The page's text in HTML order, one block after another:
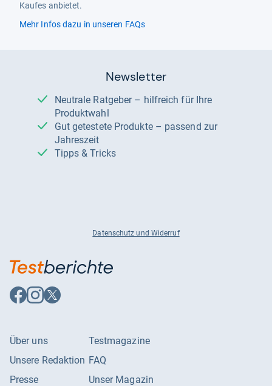
Kaufes anbietet.
Mehr Infos dazu in unseren FAQs
Newsletter
Neutrale Ratgeber – hilfreich für Ihre
Produktwahl
Gut getestete Produkte – passend zur
Jahreszeit
Tipps & Tricks
Datenschutz und Widerruf
Auf
Facebook
Auf
Instagram
Auf
X
Über uns
Unsere Redaktion
Presse
Testmagazine
FAQ
Unser Magazin